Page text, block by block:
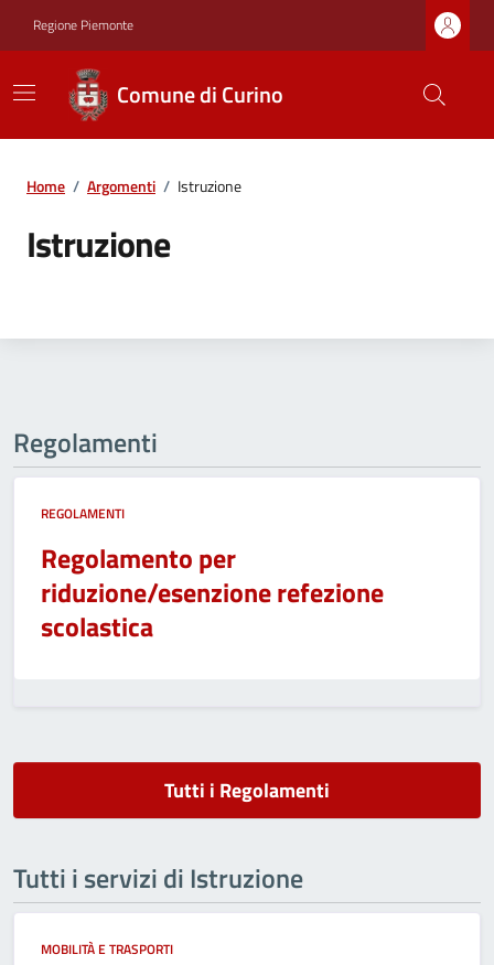
Regione Piemonte
Comune di Curino
Home / Argomenti / Istruzione
Istruzione
Regolamenti
REGOLAMENTI
Regolamento per
riduzione/esenzione refezione
scolastica
Tutti i Regolamenti
Tutti i servizi di Istruzione
MOBILITÀ E TRASPORTI